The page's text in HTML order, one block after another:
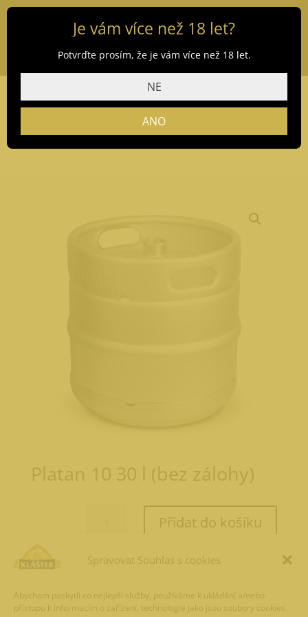
Spravovat Souhlas s cookies
Abychom poskytli co nejlepší služby, používáme k ukládání a/nebo
přístupu k informacím o zařízení, technologie jako jsou soubory cookies.
Domů/Obchod/Pivo/ Platan 10 30 l (bez zálohy)
Platan 10 30 l (bez zálohy)
zálohy)
množství
Přidat do košíku
934,95
Je vám více než 18 let?
Potvrďte prosím, že je vám více než 18 let.
NE
ANO